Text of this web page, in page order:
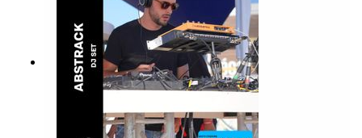
passées faire un set derrière les platines de
Tsugi Radio.